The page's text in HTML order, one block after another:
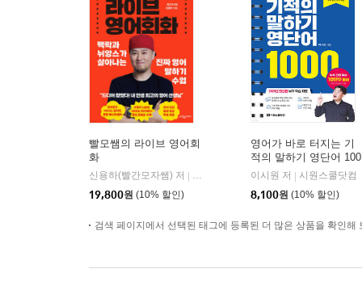
빨모쌤의 라이브 영어회
화
신용하(빨간모자쌤) 저
웅진지식하우스
19,800원 (10% 할인)
영어가 바로 터지는 기
적의 말하기 영단어 100
0
이시원 저
시원스쿨닷컴
8,100원 (10% 할인)
검색 페이지에서 선택된 태그에 등록된 더 많은 상품을 확인해